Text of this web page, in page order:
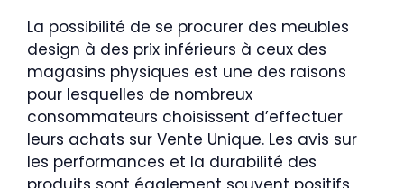
La possibilité de se procurer des meubles
design à des prix inférieurs à ceux des
magasins physiques est une des raisons
pour lesquelles de nombreux
consommateurs choisissent d’effectuer
leurs achats sur Vente Unique. Les avis sur
les performances et la durabilité des